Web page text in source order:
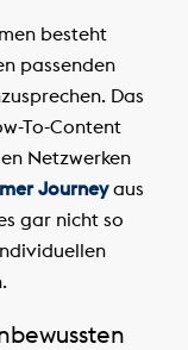
besteht
passenden
Das
To-Content
Netzwerken
Journeyaus
gar nicht so